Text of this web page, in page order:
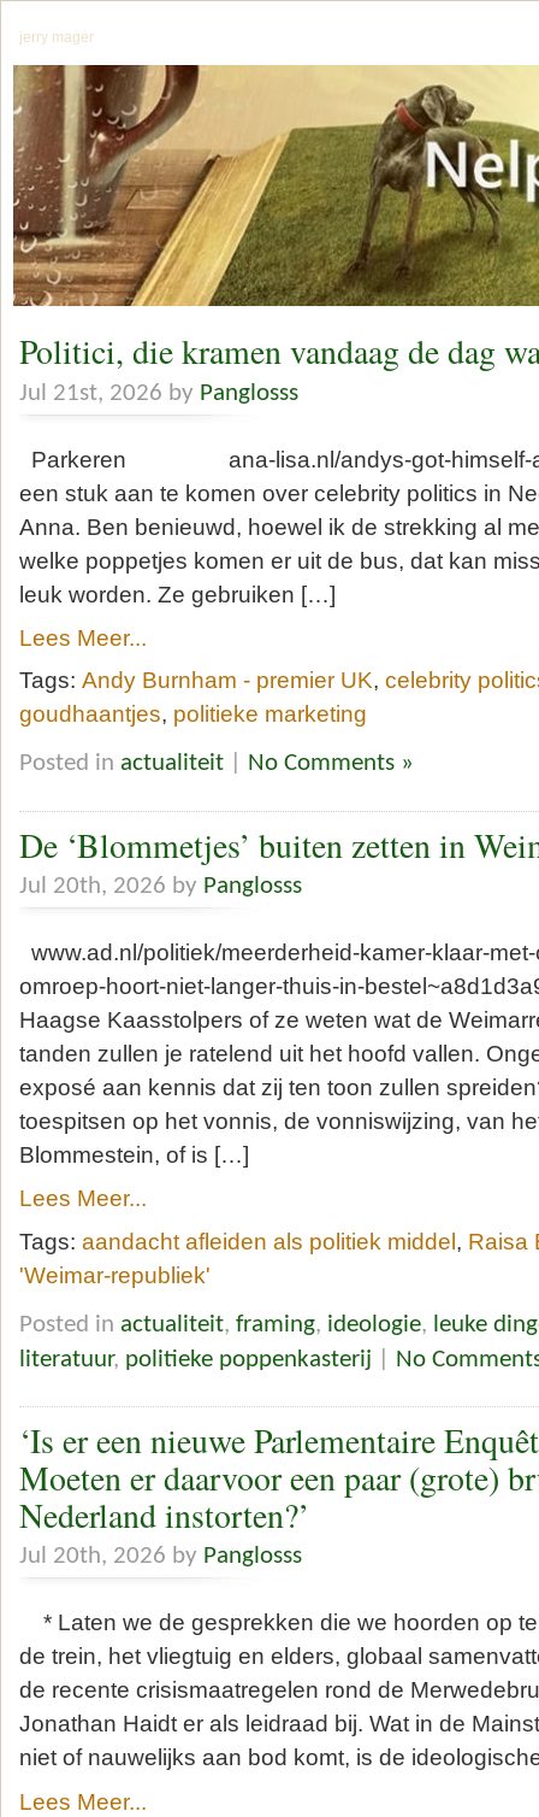
jerry mager
Politici, die kramen vandaag de dag
Jul 21st, 2026 by Panglosss
Parkeren ana-lisa.nl/andys-got-himself-a-
een stuk aan te komen over celebrity politics in
Anna. Ben benieuwd, hoewel ik de strekking al
welke poppetjes komen er uit de bus, dat kan
leuk worden. Ze gebruiken […]
Lees Meer...
Tags: Andy Burnham - premier UK, celebrity
goudhaantjes, politieke marketing
Posted in actualiteit No Comments »
De ‘Blommetjes’ buiten zetten in
Jul 20th, 2026 by Panglosss
www.ad.nl/politiek/meerderheid-kamer-klaar-
omroep-hoort-niet-langer-thuis-in-
Haagse Kaasstolpers of ze weten wat de
tanden zullen je ratelend uit het hoofd vallen.
exposé aan kennis dat zij ten toon zullen
toespitsen op het vonnis, de vonniswijzing, van
Blommestein, of is […]
Lees Meer...
Tags: aandacht afleiden als politiek middel, Raisa
'Weimar-republiek'
Posted in actualiteit, framing, ideologie, leuke
literatuur, politieke poppenkasterij No
‘Is er een nieuwe Parlementaire
Moeten er daarvoor een paar (grote)
Nederland instorten?’
Jul 20th, 2026 by Panglosss
* Laten we de gesprekken die we hoorden op
de trein, het vliegtuig en elders, globaal
de recente crisismaatregelen rond de
Jonathan Haidt er als leidraad bij. Wat in de
niet of nauwelijks aan bod komt, is de
Lees Meer...